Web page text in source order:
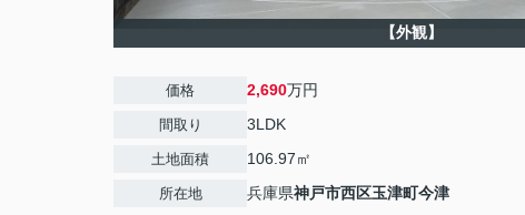
【外観】
価格 2,690万円
間取り 3LDK
土地面積 106.97㎡
所在地 兵庫県神戸市西区玉津町今津